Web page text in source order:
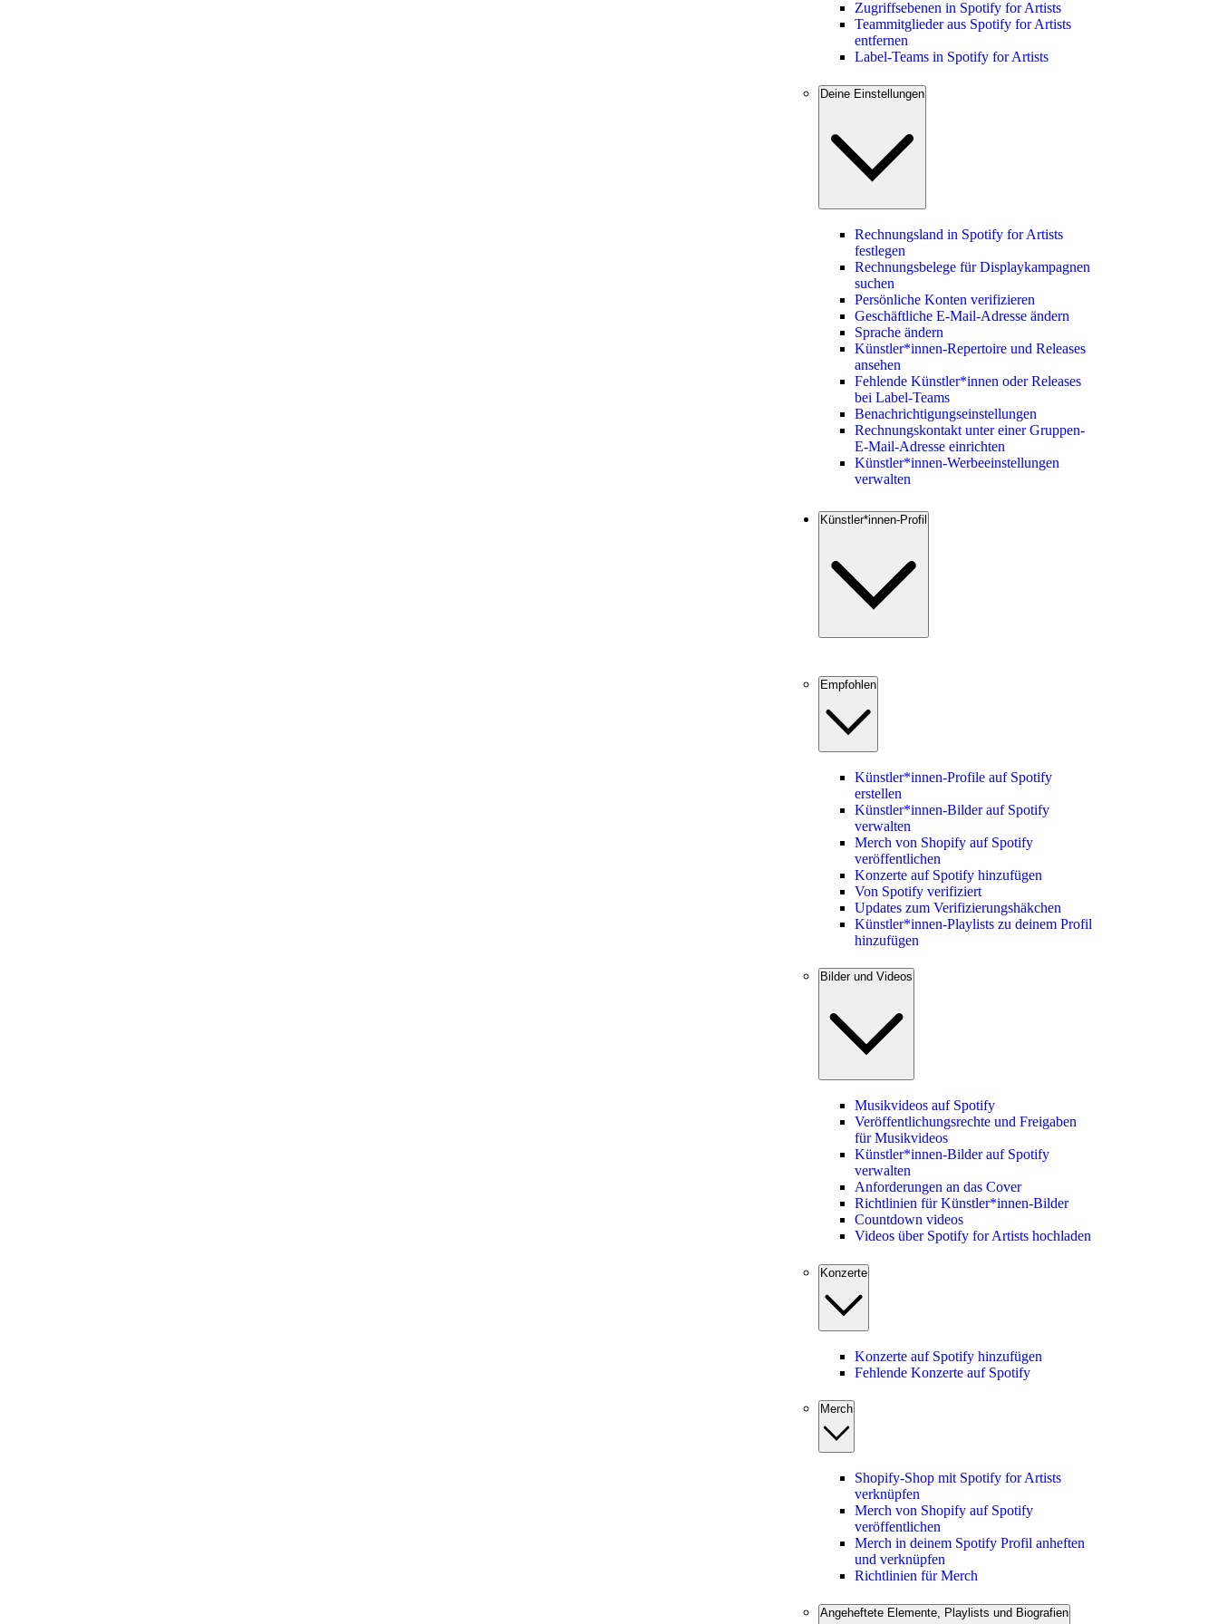
Zugriffsebenen in Spotify for Artists
Teammitglieder aus Spotify for Artists
entfernen
Label-Teams in Spotify for Artists
Deine Einstellungen
Rechnungsland in Spotify for Artists
festlegen
Rechnungsbelege für Displaykampagnen
suchen
Persönliche Konten verifizieren
Geschäftliche E-Mail-Adresse ändern
Sprache ändern
Künstler*innen-Repertoire und Releases
ansehen
Fehlende Künstler*innen oder Releases
bei Label-Teams
Benachrichtigungseinstellungen
Rechnungskontakt unter einer Gruppen-
E-Mail-Adresse einrichten
Künstler*innen-Werbeeinstellungen
verwalten
Künstler*innen-Profil
Empfohlen
Künstler*innen-Profile auf Spotify
erstellen
Künstler*innen-Bilder auf Spotify
verwalten
Merch von Shopify auf Spotify
veröffentlichen
Konzerte auf Spotify hinzufügen
Von Spotify verifiziert
Updates zum Verifizierungshäkchen
Künstler*innen-Playlists zu deinem Profil
hinzufügen
Bilder und Videos
Musikvideos auf Spotify
Veröffentlichungsrechte und Freigaben
für Musikvideos
Künstler*innen-Bilder auf Spotify
verwalten
Anforderungen an das Cover
Richtlinien für Künstler*innen-Bilder
Countdown videos
Videos über Spotify for Artists hochladen
Konzerte
Konzerte auf Spotify hinzufügen
Fehlende Konzerte auf Spotify
Merch
Shopify-Shop mit Spotify for Artists
verknüpfen
Merch von Shopify auf Spotify
veröffentlichen
Merch in deinem Spotify Profil anheften
und verknüpfen
Richtlinien für Merch
Angeheftete Elemente, Playlists und Biografien